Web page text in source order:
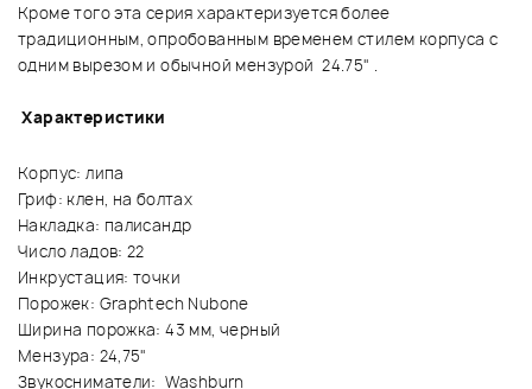
Кроме того эта серия характеризуется более
традиционным, опробованным временем стилем корпуса с
одним вырезом и обычной мензурой 24.75" .
Характеристики
Корпус: липа
Гриф: клен, на болтах
Накладка: палисандр
Число ладов: 22
Инкрустация: точки
Порожек: Graphtech Nubone
Ширина порожка: 43 мм, черный
Мензура: 24,75"
Звукосниматели: Washburn